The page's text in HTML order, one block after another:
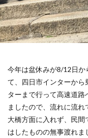
今年は盆休みが8/12日か
て、四日市インターか
ターまで行って高速道
ましたので、流れに流
大橋方面に入れず、民間
はしたものの無事渡れま